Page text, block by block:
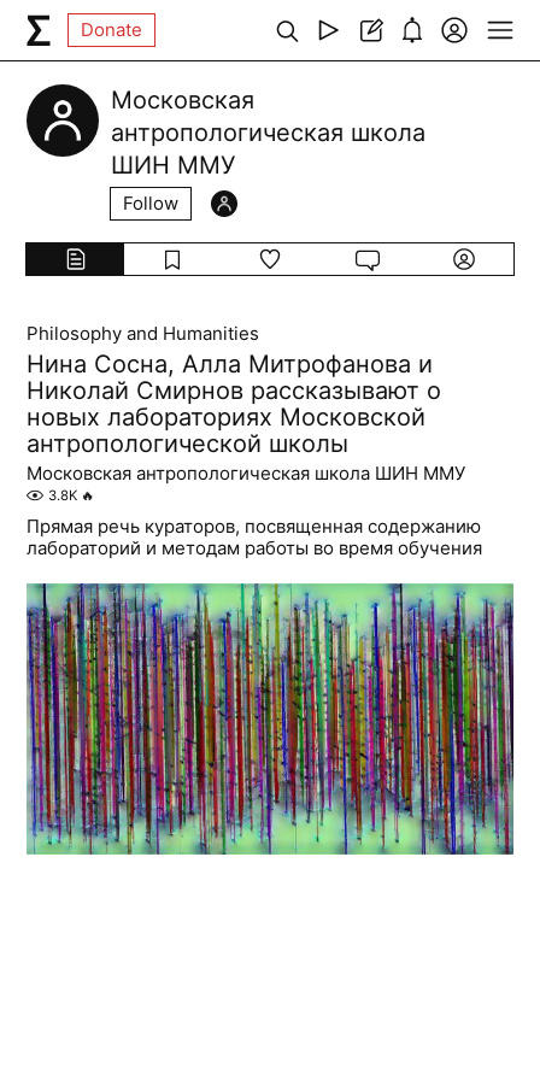
Donate
Московская
антропологическая школа
ШИН ММУ
Follow
Philosophy and Humanities
Нина Сосна, Алла Митрофанова и
Николай Смирнов рассказывают о
новых лабораториях Московской
антропологической школы
Московская антропологическая школа ШИН ММУ
3.8K 🔥
Прямая речь кураторов, посвященная содержанию
лабораторий и методам работы во время обучения